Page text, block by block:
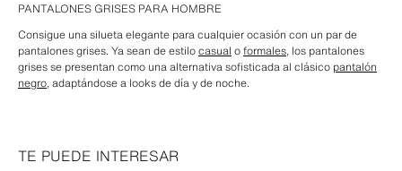
PANTALONES GRISES PARA HOMBRE
Consigue una silueta elegante para cualquier ocasión con un par de
pantalones grises. Ya sean de estilocasual oformales, los pantalones
grises se presentan como una alternativa sofisticada al clásico pantalón
negro, adaptándose a looks de día y de noche.
TE PUEDE INTERESAR